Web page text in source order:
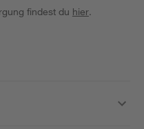
findest du hier.